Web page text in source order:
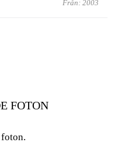
Från: 2003
FOTON